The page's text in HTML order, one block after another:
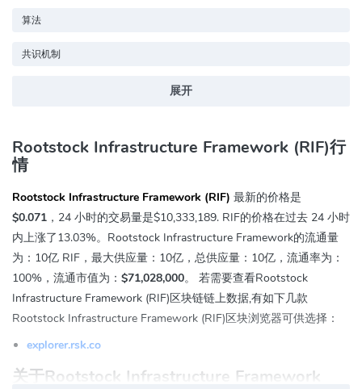
算法
共识机制
展开
Rootstock Infrastructure Framework (RIF)行
情
Rootstock Infrastructure Framework (RIF) 最新的价格是
$0.071 ，24 小时的交易量是$10,333,189. RIF的价格在过去 24 小时
内上涨了13.03%。Rootstock Infrastructure Framework的流通量
为：10亿 RIF，最大供应量：10亿，总供应量：10亿，流通率为：
100%，流通市值为： $71,028,000。 若需要查看Rootstock
Infrastructure Framework (RIF)区块链链上数据,有如下几款
Rootstock Infrastructure Framework (RIF)区块浏览器可供选择：
explorer.rsk.co
关于Rootstock Infrastructure Framework